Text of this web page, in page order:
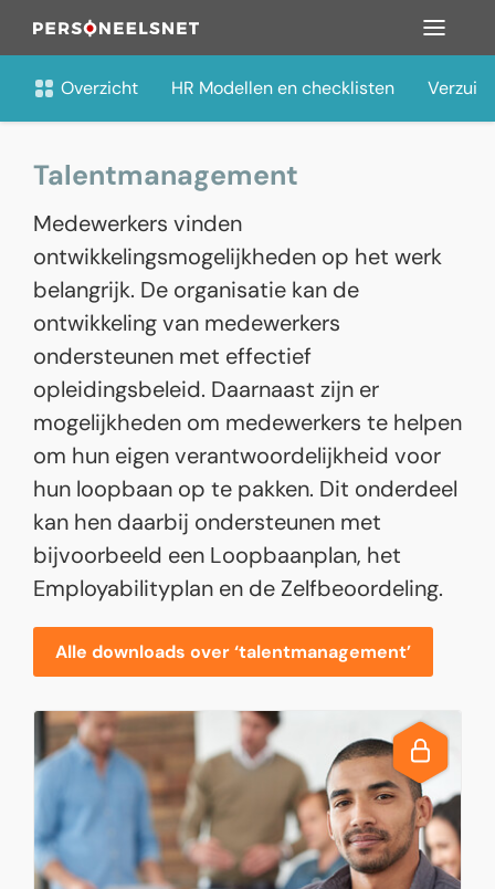
Overzicht HR Modellen en checklisten
Talentmanagement
Medewerkers vinden
ontwikkelingsmogelijkheden op het werk
belangrijk. De organisatie kan de
ontwikkeling van medewerkers
ondersteunen met effectief
opleidingsbeleid. Daarnaast zijn er
mogelijkheden om medewerkers te helpen
om hun eigen verantwoordelijkheid voor
hun loopbaan op te pakken. Dit onderdeel
kan hen daarbij ondersteunen met
bijvoorbeeld een Loopbaanplan, het
Employabilityplan en de Zelfbeoordeling.
Alle downloads over ‘talentmanagement’